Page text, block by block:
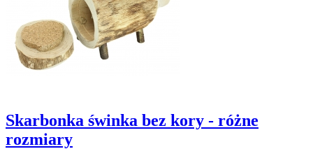
Skarbonka świnka bez kory - różne
rozmiary